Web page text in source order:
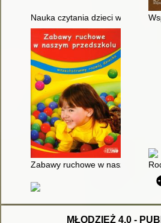
Nauka czytania dzieci w wieku
Zabawy ruchowe w naszym
MŁODZIEŻ 4.0 -